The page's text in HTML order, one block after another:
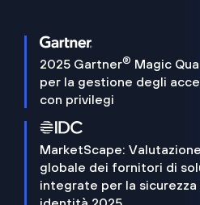
2025 Gartner® Magic
per la gestione degli
con privilegi
MarketScape: Valutazione
globale dei fornitori di
integrate per la sicurezza